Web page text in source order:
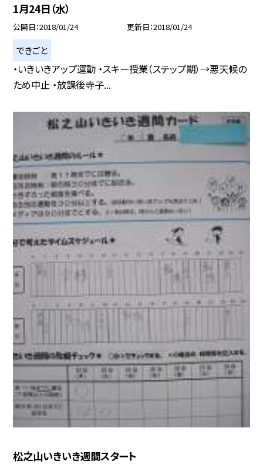
1月24日（水）
公開日 2018/01/24 更新日 2018/01/24
できごと
・いきいきアップ運動 ・スキー授業（ステップ期）→悪天候の
ため中止 ・放課後寺子...
松之山いきいき週間スタート